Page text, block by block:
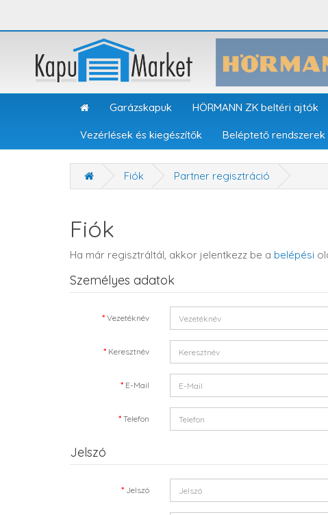
Garázskapuk HÖRMANN ZK beltéri ajtók
Vezérlések és kiegészítők Beléptető rendszerek
Fiók Partner regisztráció
Fiók
Ha már regisztráltál, akkor jelentkezz be a belépési
Személyes adatok
Vezetéknév
Keresztnév
E-Mail
Telefon
Jelszó
Jelszó